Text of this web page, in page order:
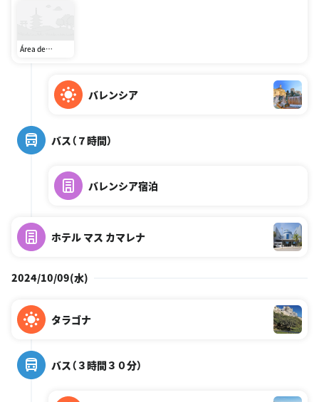
Área de
バレンシア
バス（７時間）
バレンシア宿泊
ホテル マス カマレナ
2024/10/09(水)
タラゴナ
バス（３時間３０分）